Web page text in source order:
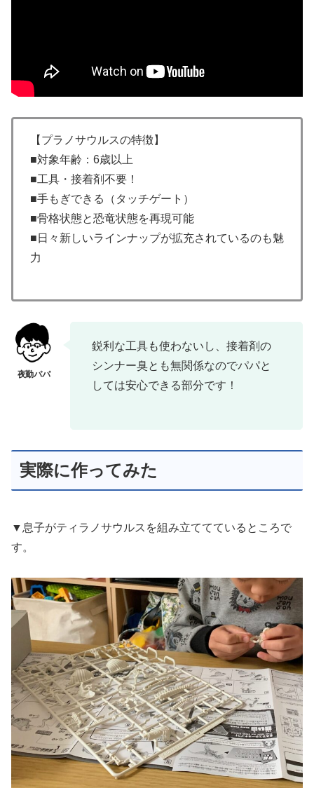
【プラノサウルスの特徴】
■対象年齢：6歳以上
■工具・接着剤不要！
■手もぎできる（タッチゲート）
■骨格状態と恐竜状態を再現可能
■日々新しいラインナップが拡充されているのも魅
力
鋭利な工具も使わないし、接着剤の
シンナー臭とも無関係なのでパパと
しては安心できる部分です！
実際に作ってみた
▼息子がティラノサウルスを組み立ててているところで
す。